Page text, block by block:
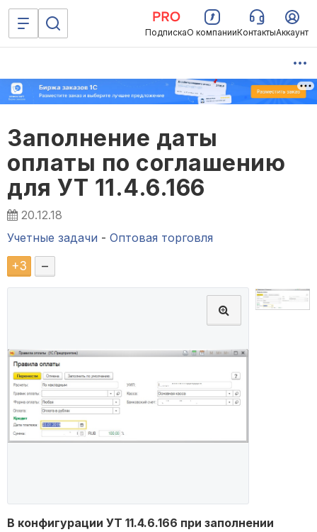
ПодпискаО компанииКонтактыАккаунт
Заполнение даты
оплаты по соглашению
для УТ 11.4.6.166
20.12.18
Учетные задачи - Оптовая торговля
+3 –
В конфигурации УТ 11.4.6.166 при заполнении